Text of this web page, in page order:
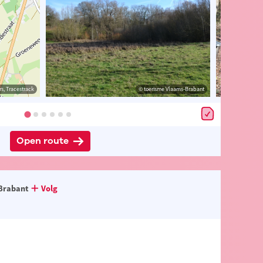
© OpenStreetMap contributors, Tracestrack
Tracestrack © toerisme Vlaams-Brabant
Open route
Volg